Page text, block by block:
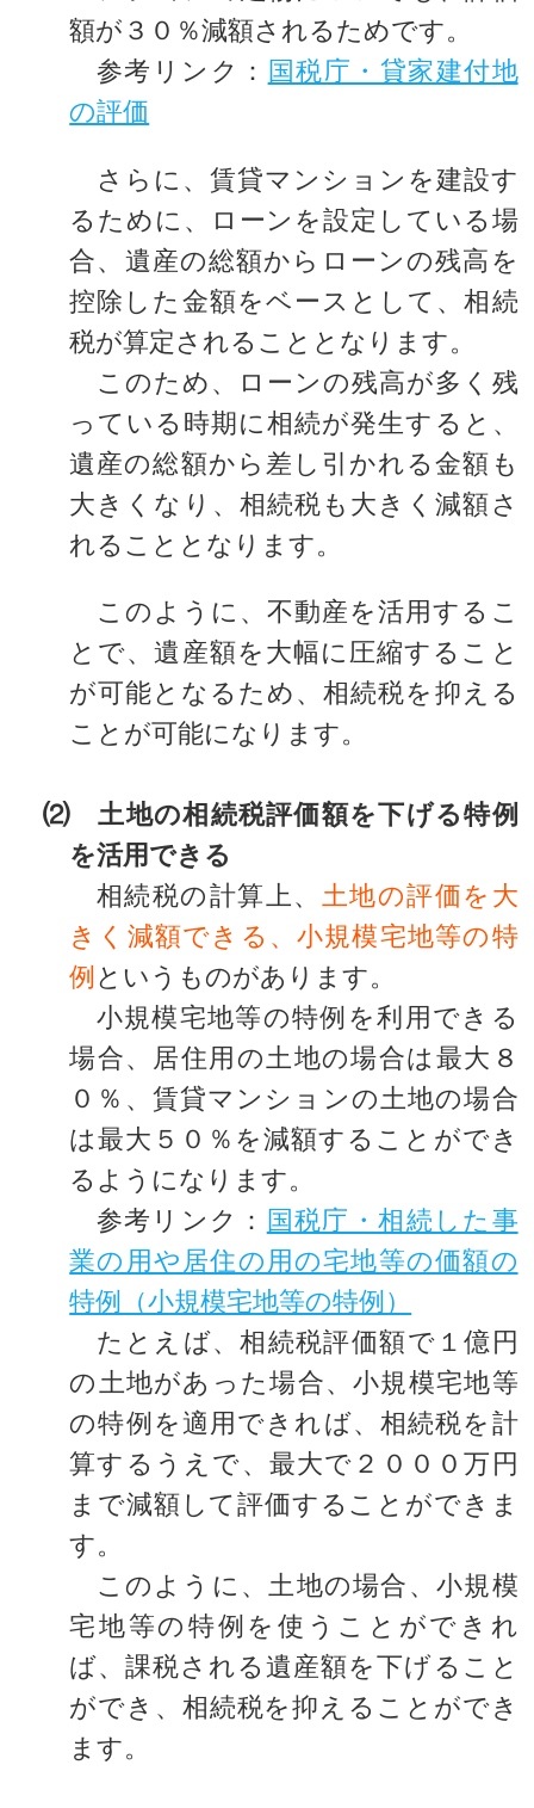
額が３０％減額されるためです。
参考リンク： 国税庁・貸家建付地
の評価
さらに、賃貸マンションを建設す
るために、ローンを設定している場
合、遺産の総額からローンの残高を
控除した金額をベースとして、相続
税が算定されることとなります。
このため、ローンの残高が多く残
っている時期に相続が発生すると、
遺産の総額から差し引かれる金額も
大きくなり、相続税も大きく減額さ
れることとなります。
このように、不動産を活用するこ
とで、遺産額を大幅に圧縮すること
が可能となるため、相続税を抑える
ことが可能になります。
⑵ 土地の相続税評価額を下げる特例
を活用できる
相続税の計算上、 土地の評価を大
きく減額できる、小規模宅地等の特
例というものがあります。
小規模宅地等の特例を利用できる
場合、居住用の土地の場合は最大８
０％、賃貸マンションの土地の場合
は最大５０％を減額することができ
るようになります。
参考リンク： 国税庁・相続した事
業の用や居住の用の宅地等の価額の
特例（小規模宅地等の特例）
たとえば、相続税評価額で１億円
の土地があった場合、小規模宅地等
の特例を適用できれば、相続税を計
算するうえで、最大で２０００万円
まで減額して評価することができま
す。
このように、土地の場合、小規模
宅地等の特例を使うことができれ
ば、課税される遺産額を下げること
ができ、相続税を抑えることができ
ます。